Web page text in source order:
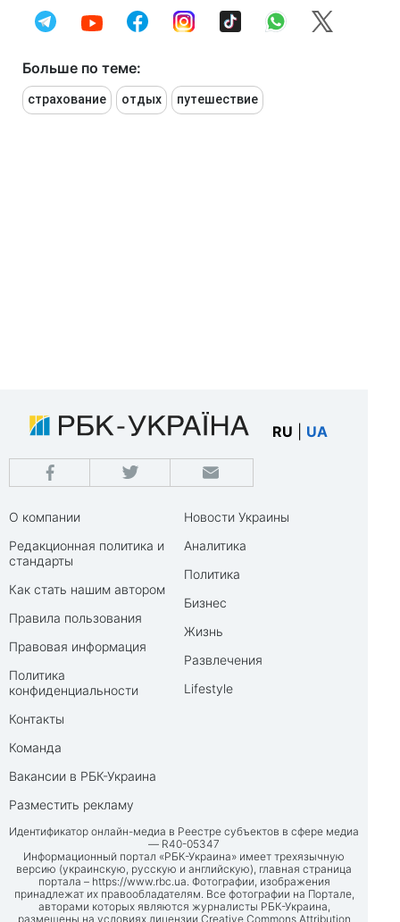
Больше по теме:
страхование отдых путешествие
RU UA
О компании
Редакционная политика и
стандарты
Как стать нашим автором
Правила пользования
Правовая информация
Политика
конфиденциальности
Контакты
Команда
Вакансии в РБК-Украина
Разместить рекламу
Новости Украины
Аналитика
Политика
Бизнес
Жизнь
Развлечения
Lifestyle
Идентификатор онлайн-медиа в Реестре субъектов в сфере медиа
— R40-05347
Информационный портал «РБК-Украина» имеет трехязычную
версию (украинскую, русскую и английскую), главная страница
портала – https://www.rbc.ua . Фотографии, изображения
принадлежат их правообладателям. Все фотографии на Портале,
авторами которых являются журналисты РБК-Украина,
размещены на условиях лицензии Creative Commons Attribution